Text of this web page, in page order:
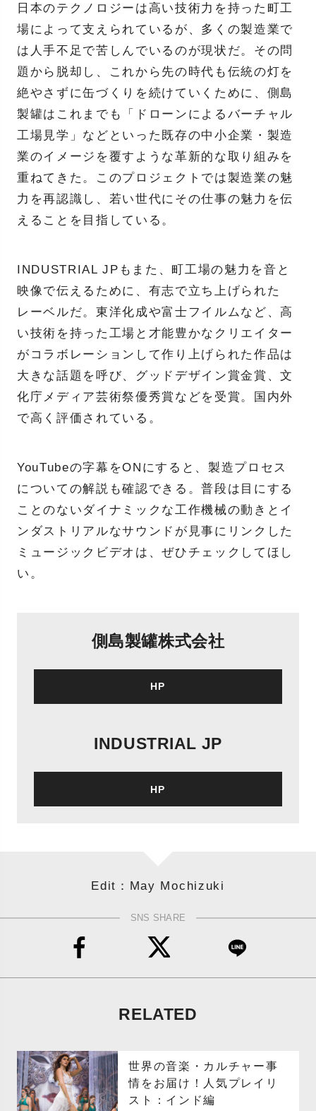
日本のテクノロジーは高い技術力を持った町工
場によって支えられているが、多くの製造業で
は人手不足で苦しんでいるのが現状だ。その問
題から脱却し、これから先の時代も伝統の灯を
絶やさずに缶づくりを続けていくために、側島
製罐はこれまでも「ドローンによるバーチャル
工場見学」などといった既存の中小企業・製造
業のイメージを覆すような革新的な取り組みを
重ねてきた。このプロジェクトでは製造業の魅
力を再認識し、若い世代にその仕事の魅力を伝
えることを目指している。
INDUSTRIAL JPもまた、町工場の魅力を音と
映像で伝えるために、有志で立ち上げられた
レーベルだ。東洋化成や富士フイルムなど、高
い技術を持った工場と才能豊かなクリエイター
がコラボレーションして作り上げられた作品は
大きな話題を呼び、グッドデザイン賞金賞、文
化庁メディア芸術祭優秀賞などを受賞。国内外
で高く評価されている。
YouTubeの字幕をONにすると、製造プロセス
についての解説も確認できる。普段は目にする
ことのないダイナミックな工作機械の動きとイ
ンダストリアルなサウンドが見事にリンクした
ミュージックビデオは、ぜひチェックしてほし
い。
側島製罐株式会社
HP
INDUSTRIAL JP
HP
Edit：May Mochizuki
SNS SHARE
RELATED
世界の音楽・カルチャー事
情をお届け！人気プレイリ
スト：インド編